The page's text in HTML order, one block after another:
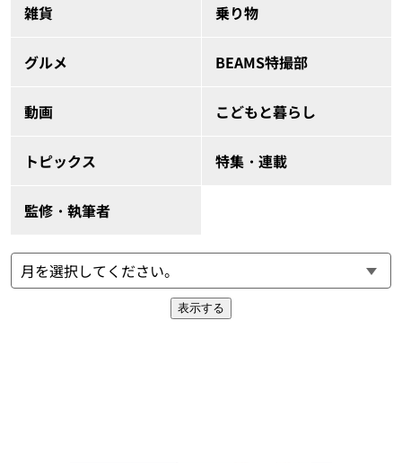
雑貨 乗り物
グルメ BEAMS特撮部
動画 こどもと暮らし
トピックス 特集・連載
監修・執筆者
表示する